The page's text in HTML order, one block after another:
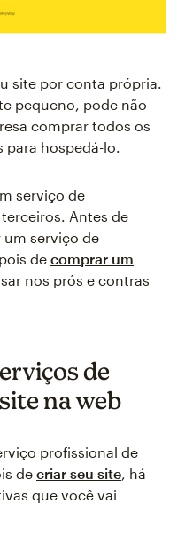
site por conta própria.
pequeno, pode não
comprar todos os
hospedá-lo.
serviço de
Antes de
um serviço de
de comprar um
nos prós e contras
de
na web
profissional de
de criar seu site , há
que você vai